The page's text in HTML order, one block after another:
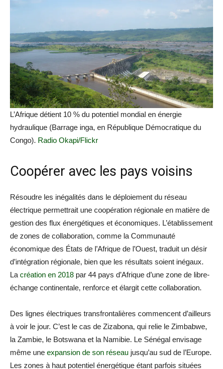
L’Afrique détient 10 % du potentiel mondial en énergie
hydraulique (Barrage inga, en République Démocratique du
Congo). Radio Okapi/Flickr
Coopérer avec les pays voisins
Résoudre les inégalités dans le déploiement du réseau
électrique permettrait une coopération régionale en matière de
gestion des flux énergétiques et économiques. L’établissement
de zones de collaboration, comme la Communauté
économique des États de l’Afrique de l’Ouest, traduit un désir
d’intégration régionale, bien que les résultats soient inégaux.
La création en 2018 par 44 pays d’Afrique d’une zone de libre-
échange continentale, renforce et élargit cette collaboration.
Des lignes électriques transfrontalières commencent d’ailleurs
à voir le jour. C’est le cas de Zizabona, qui relie le Zimbabwe,
la Zambie, le Botswana et la Namibie. Le Sénégal envisage
même une expansion de son réseau jusqu’au sud de l’Europe.
Les zones à haut potentiel énergétique étant parfois situées